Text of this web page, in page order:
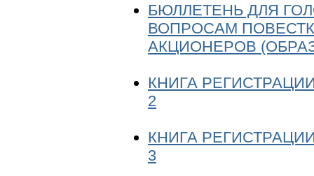
БЮЛЛЕТЕНЬ ДЛЯ
ВОПРОСАМ
АКЦИОНЕРОВ
КНИГА
2
КНИГА
3